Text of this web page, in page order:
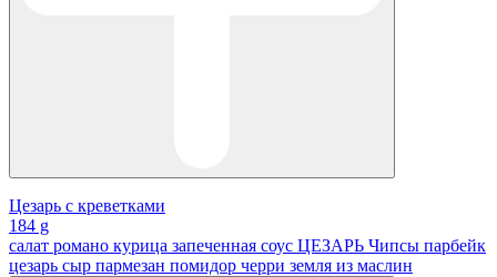
Цезарь с креветками
184 g
салат романо курица запеченная соус ЦЕЗАРЬ Чипсы парбейк
цезарь сыр пармезан помидор черри земля из маслин